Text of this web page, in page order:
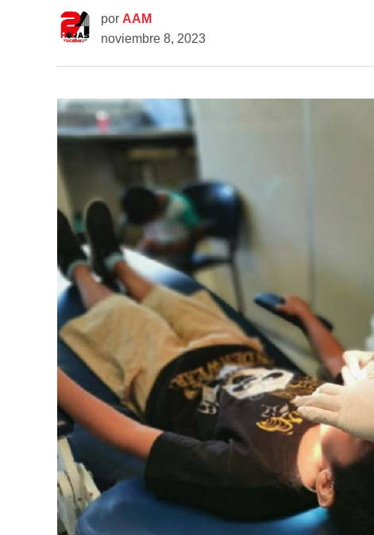
por AAM
noviembre 8, 2023